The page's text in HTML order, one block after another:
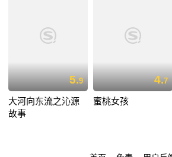
5.9
大河向东流之沁源
故事
4.7
蜜桃女孩